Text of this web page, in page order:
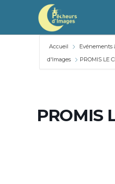
Accueil
Evénements
d'Images
PROMIS LE
PROMIS